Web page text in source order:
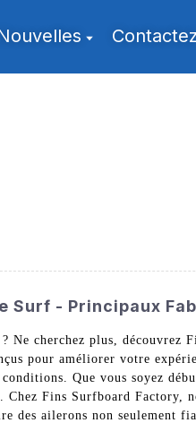
Surf - Principaux
Ne cherchez plus, découvrez
pour améliorer votre
Que vous soyez
Fins Surfboard Factory,
des ailerons non seulement